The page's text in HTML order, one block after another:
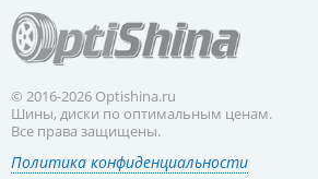
© 2016-2026 Optishina.ru
Шины, диски по оптимальным ценам.
Все права защищены.
Политика конфиденциальности